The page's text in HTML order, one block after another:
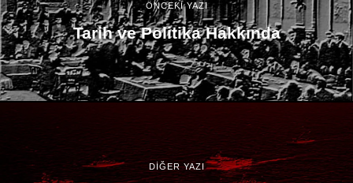
ÖNCEKİ YAZI
Tarih ve Politika Hakkında
DİĞER YAZI